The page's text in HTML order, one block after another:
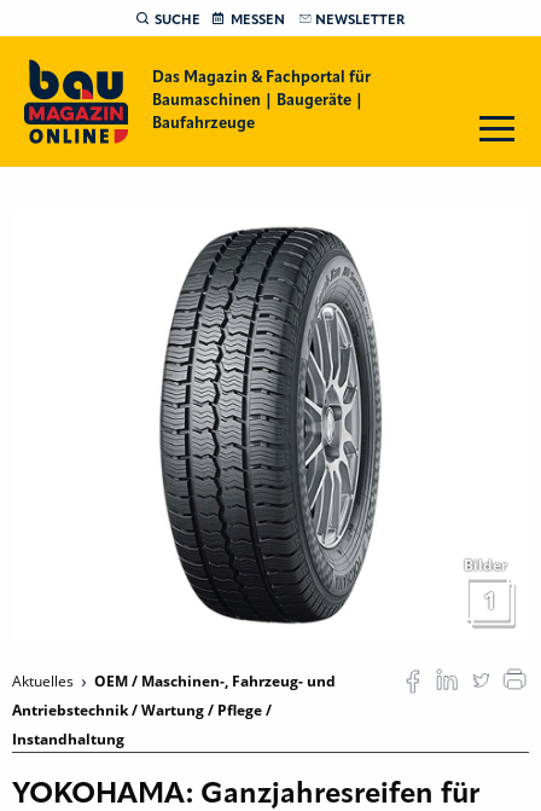
SUCHE MESSEN NEWSLETTER
Das Magazin & Fachportal für
Baumaschinen | Baugeräte |
Baufahrzeuge
Bilder
1
Aktuelles
OEM / Maschinen-, Fahrzeug- und
Antriebstechnik / Wartung / Pflege /
Instandhaltung
YOKOHAMA: Ganzjahresreifen für